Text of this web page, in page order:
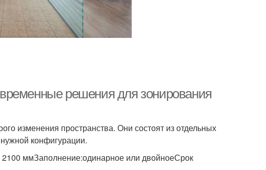
решения для зонирования
изменения пространства. Они состоят из отдельных
конфигурации.
ммЗаполнение:одинарное или двойноеСрок